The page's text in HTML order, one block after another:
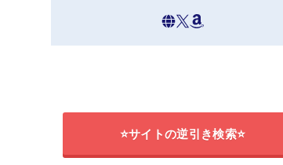
⭐サイトの逆引き検索⭐